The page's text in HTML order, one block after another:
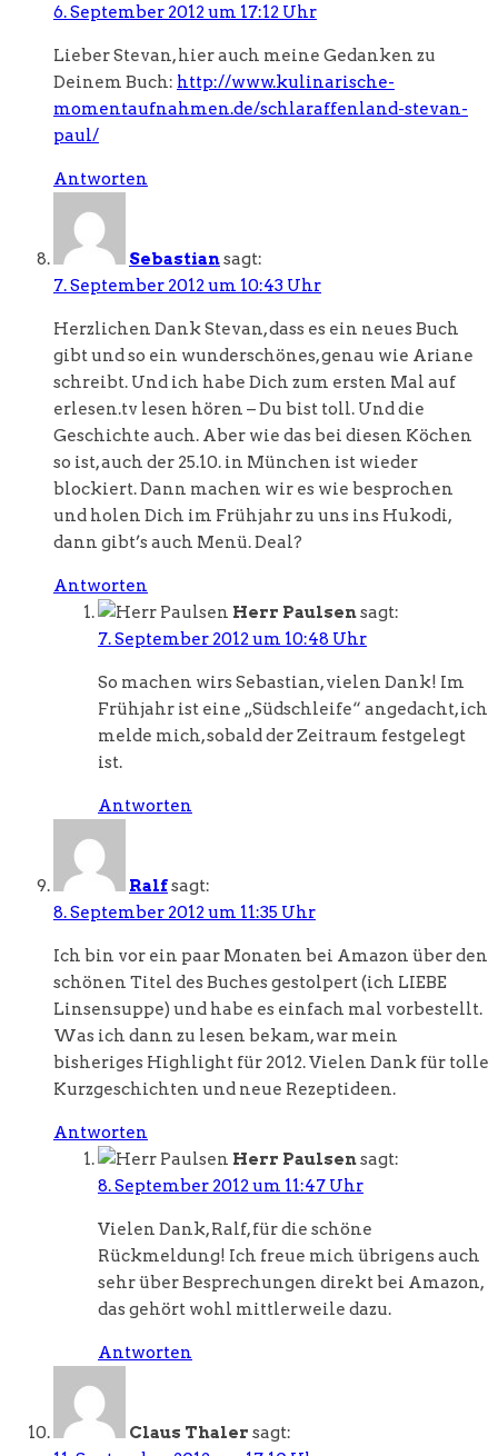
6. September 2012 um 17:12 Uhr
Lieber Stevan, hier auch meine Gedanken zu
Deinem Buch: http://www.kulinarische-
momentaufnahmen.de/schlaraffenland-stevan-
paul/
Antworten
Sebastiansagt:
7. September 2012 um 10:43 Uhr
Herzlichen Dank Stevan, dass es ein neues Buch
gibt und so ein wunderschönes, genau wie Ariane
schreibt. Und ich habe Dich zum ersten Mal auf
erlesen.tv lesen hören – Du bist toll. Und die
Geschichte auch. Aber wie das bei diesen Köchen
so ist, auch der 25.10. in München ist wieder
blockiert. Dann machen wir es wie besprochen
und holen Dich im Frühjahr zu uns ins Hukodi,
dann gibt’s auch Menü. Deal?
Antworten
Herr Paulsensagt:
7. September 2012 um 10:48 Uhr
So machen wirs Sebastian, vielen Dank! Im
Frühjahr ist eine „Südschleife“ angedacht, ich
melde mich, sobald der Zeitraum festgelegt
ist.
Antworten
Ralfsagt:
8. September 2012 um 11:35 Uhr
Ich bin vor ein paar Monaten bei Amazon über den
schönen Titel des Buches gestolpert (ich LIEBE
Linsensuppe) und habe es einfach mal vorbestellt.
Was ich dann zu lesen bekam, war mein
bisheriges Highlight für 2012. Vielen Dank für tolle
Kurzgeschichten und neue Rezeptideen.
Antworten
Herr Paulsensagt:
8. September 2012 um 11:47 Uhr
Vielen Dank, Ralf, für die schöne
Rückmeldung! Ich freue mich übrigens auch
sehr über Besprechungen direkt bei Amazon,
das gehört wohl mittlerweile dazu.
Antworten
Claus Thaler sagt: